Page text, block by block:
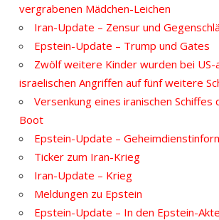
vergrabenen Mädchen-Leichen
Iran-Update – Zensur und
Epstein-Update – Trump und Gates
Zwölf weitere Kinder wurden bei US-
israelischen Angriffen auf fünf weitere
Versenkung eines iranischen Schiffes
Boot
Epstein-Update –
Ticker zum Iran-Krieg
Iran-Update – Krieg
Meldungen zu Epstein
Epstein-Update – In den Epstein-